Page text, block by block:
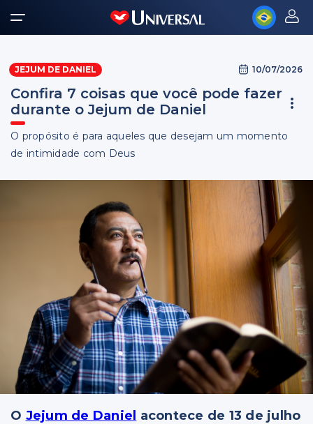
JEJUM DE DANIEL 10/07/2026
Confira 7 coisas que você pode fazer
durante o Jejum de Daniel
O propósito é para aqueles que desejam um momento
de intimidade com Deus
O Jejum de Daniel acontece de 13 de julho